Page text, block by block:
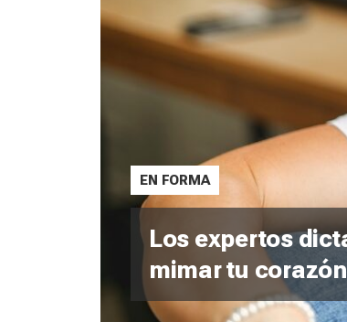
EN FORMA
Los expertos
mimar tu